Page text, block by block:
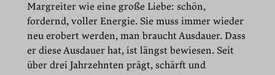
Margreiter wie eine große Liebe: schön,
fordernd, voller Energie. Sie muss immer wieder
neu erobert werden, man braucht Ausdauer. Dass
er diese Ausdauer hat, ist längst bewiesen. Seit
über drei Jahrzehnten prägt, schärft und